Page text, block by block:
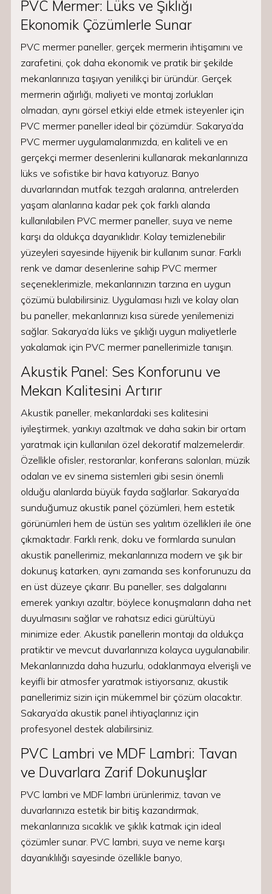
PVC Mermer: Lüks ve Şıklığı
Ekonomik Çözümlerle Sunar
PVC mermer paneller, gerçek mermerin ihtişamını ve
zarafetini, çok daha ekonomik ve pratik bir şekilde
mekanlarınıza taşıyan yenilikçi bir üründür. Gerçek
mermerin ağırlığı, maliyeti ve montaj zorlukları
olmadan, aynı görsel etkiyi elde etmek isteyenler için
PVC mermer paneller ideal bir çözümdür. Sakarya’da
PVC mermer uygulamalarımızda, en kaliteli ve en
gerçekçi mermer desenlerini kullanarak mekanlarınıza
lüks ve sofistike bir hava katıyoruz. Banyo
duvarlarından mutfak tezgah aralarına, antrelerden
yaşam alanlarına kadar pek çok farklı alanda
kullanılabilen PVC mermer paneller, suya ve neme
karşı da oldukça dayanıklıdır. Kolay temizlenebilir
yüzeyleri sayesinde hijyenik bir kullanım sunar. Farklı
renk ve damar desenlerine sahip PVC mermer
seçeneklerimizle, mekanlarınızın tarzına en uygun
çözümü bulabilirsiniz. Uygulaması hızlı ve kolay olan
bu paneller, mekanlarınızı kısa sürede yenilemenizi
sağlar. Sakarya’da lüks ve şıklığı uygun maliyetlerle
yakalamak için PVC mermer panellerimizle tanışın.
Akustik Panel: Ses Konforunu ve
Mekan Kalitesini Artırır
Akustik paneller, mekanlardaki ses kalitesini
iyileştirmek, yankıyı azaltmak ve daha sakin bir ortam
yaratmak için kullanılan özel dekoratif malzemelerdir.
Özellikle ofisler, restoranlar, konferans salonları, müzik
odaları ve ev sinema sistemleri gibi sesin önemli
olduğu alanlarda büyük fayda sağlarlar. Sakarya’da
sunduğumuz akustik panel çözümleri, hem estetik
görünümleri hem de üstün ses yalıtım özellikleri ile öne
çıkmaktadır. Farklı renk, doku ve formlarda sunulan
akustik panellerimiz, mekanlarınıza modern ve şık bir
dokunuş katarken, aynı zamanda ses konforunuzu da
en üst düzeye çıkarır. Bu paneller, ses dalgalarını
emerek yankıyı azaltır, böylece konuşmaların daha net
duyulmasını sağlar ve rahatsız edici gürültüyü
minimize eder. Akustik panellerin montajı da oldukça
pratiktir ve mevcut duvarlarınıza kolayca uygulanabilir.
Mekanlarınızda daha huzurlu, odaklanmaya elverişli ve
keyifli bir atmosfer yaratmak istiyorsanız, akustik
panellerimiz sizin için mükemmel bir çözüm olacaktır.
Sakarya’da akustik panel ihtiyaçlarınız için
profesyonel destek alabilirsiniz.
PVC Lambri ve MDF Lambri: Tavan
ve Duvarlara Zarif Dokunuşlar
PVC lambri ve MDF lambri ürünlerimiz, tavan ve
duvarlarınıza estetik bir bitiş kazandırmak,
mekanlarınıza sıcaklık ve şıklık katmak için ideal
çözümler sunar. PVC lambri, suya ve neme karşı
dayanıklılığı sayesinde özellikle banyo,